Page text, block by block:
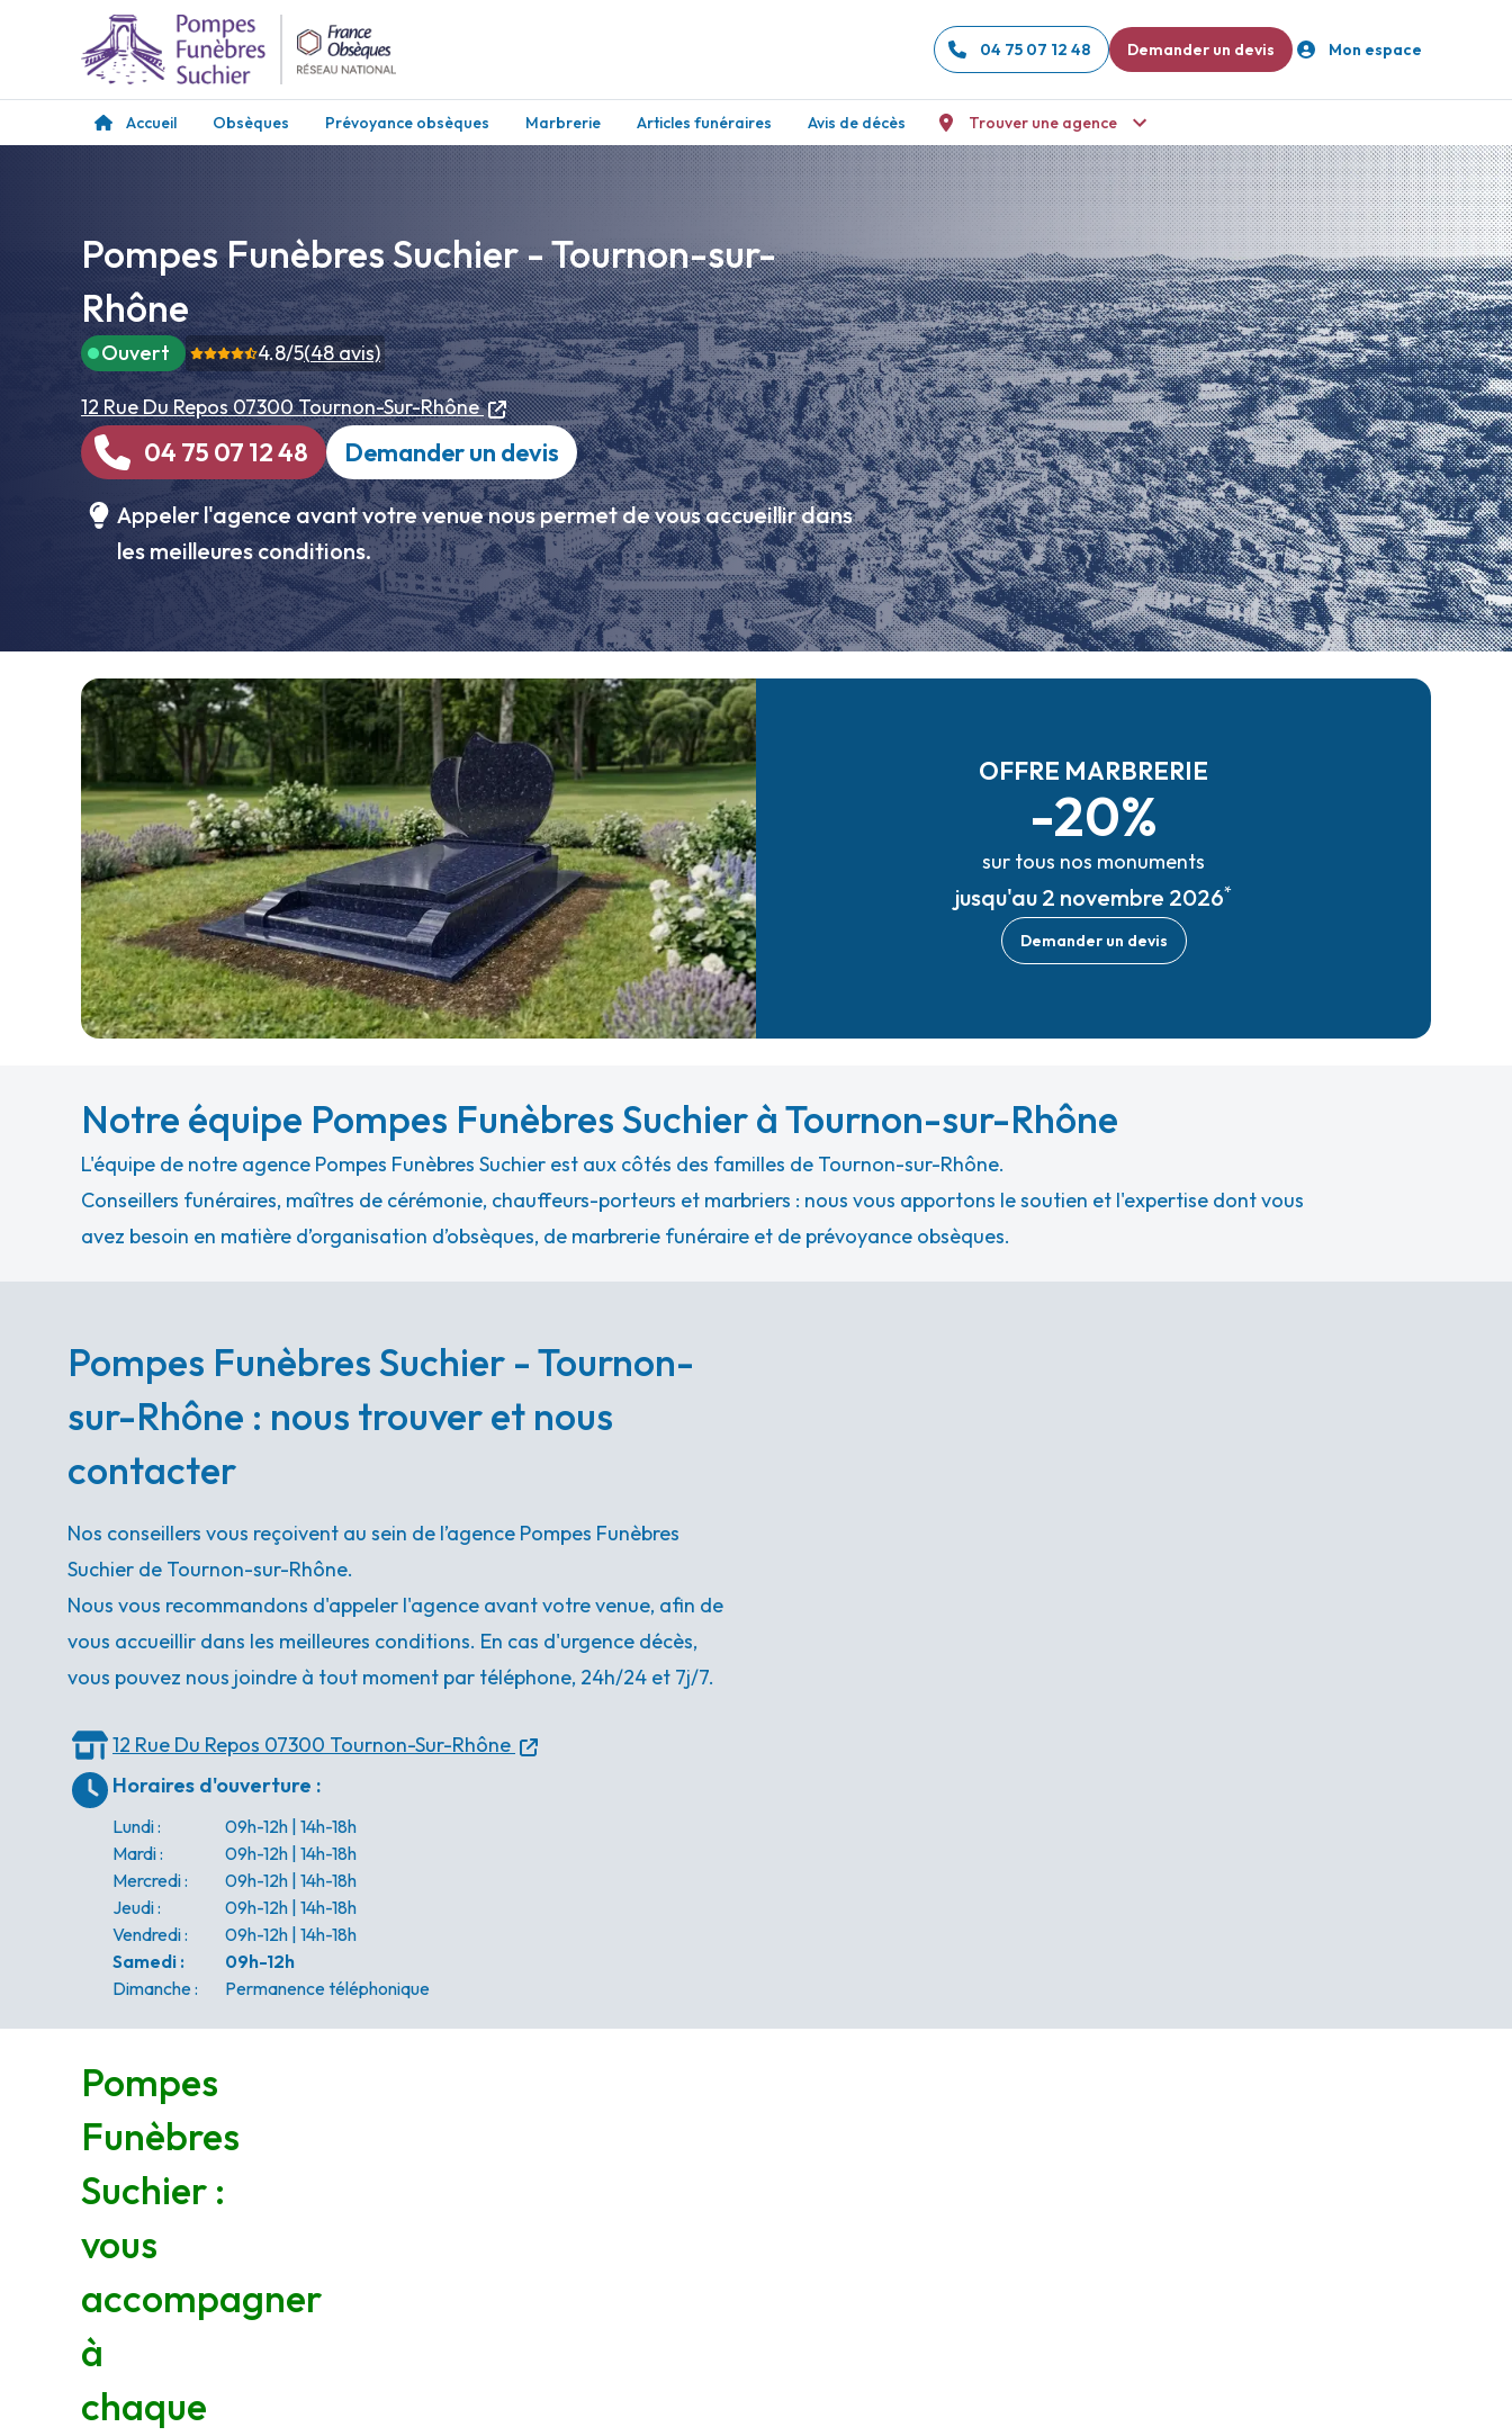
04 75 07 12 48 Demander un devis Mon espace
Accueil Obsèques Prévoyance obsèques Marbrerie Articles funéraires Avis de décès Trouver une agence
Pompes Funèbres Suchier - Tournon-sur-
Rhône
Ouvert 4.8/5(48avis)
12 Rue Du Repos 07300 Tournon-Sur-Rhône
04 75 07 12 48 Demander un devis
Appeler l'agence avant votre venue nous permet de vous accueillir dans
les meilleures conditions.
OFFRE MARBRERIE
-20%
sur tous nos monuments
jusqu'au 2 novembre 2026*
Demander un devis
Notre équipe Pompes Funèbres Suchier à Tournon-sur-Rhône
L'équipe de notre agence Pompes Funèbres Suchier est aux côtés des familles de Tournon-sur-Rhône.
Conseillers funéraires, maîtres de cérémonie, chauffeurs-porteurs et marbriers : nous vous apportons le soutien et l'expertise dont vous
avez besoin en matière d’organisation d’obsèques, de marbrerie funéraire et de prévoyance obsèques.
Pompes Funèbres Suchier - Tournon-
sur-Rhône : nous trouver et nous
contacter
Nos conseillers vous reçoivent au sein de l’agence Pompes Funèbres
Suchier de Tournon-sur-Rhône.
Nous vous recommandons d'appeler l'agence avant votre venue, afin de
vous accueillir dans les meilleures conditions. En cas d'urgence décès,
vous pouvez nous joindre à tout moment par téléphone, 24h/24 et 7j/7.
12 Rue Du Repos 07300 Tournon-Sur-Rhône
Horaires d'ouverture :
Lundi:
09h-12h | 14h-18h
Mardi:
09h-12h | 14h-18h
Mercredi:
09h-12h | 14h-18h
Jeudi:
09h-12h | 14h-18h
Vendredi:
09h-12h | 14h-18h
Samedi :
09h-12h
Dimanche: Permanence téléphonique
Pompes
Funèbres
Suchier :
vous
accompagner
à
chaque